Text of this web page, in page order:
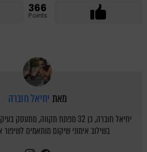
366
Points
מאת יחיאל חוברה
יחיאל חוברה, בן 32 מפתח תקווה,
בשילוב אימוני שיקום מותאמים לשיפור
facebook